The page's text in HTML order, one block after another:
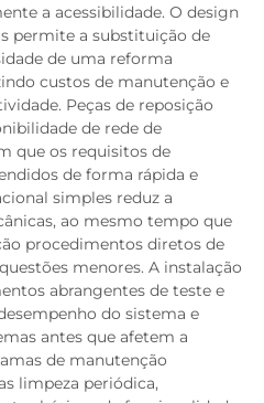
a acessibilidade. O design
permite a substituição de
de uma reforma
custos de manutenção e
Peças de reposição
de rede de
que os requisitos de
de forma rápida e
simples reduz a
ao mesmo tempo que
procedimentos diretos de
menores. A instalação
abrangentes de teste e
do sistema e
antes que afetem a
de manutenção
limpeza periódica,